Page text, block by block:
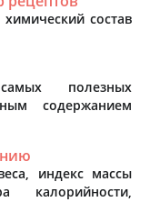
состав
полезных
содержанием
индекс массы
калорийности,